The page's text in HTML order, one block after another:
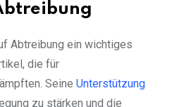
Abtreibung ein wichtiges
die für
Seine Unterstützung
zu stärken und die